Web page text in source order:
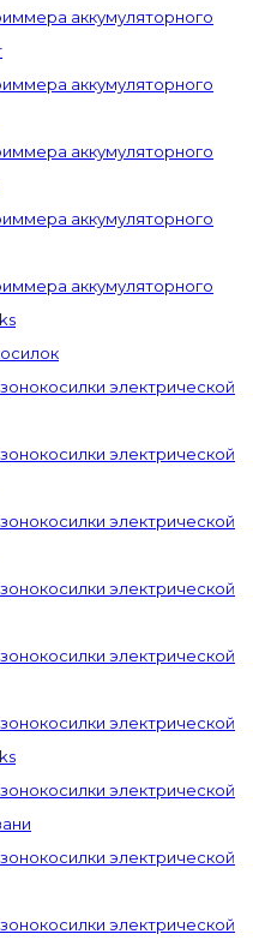
аккумуляторного
аккумуляторного
аккумуляторного
аккумуляторного
аккумуляторного
электрической
электрической
электрической
электрической
электрической
электрической
электрической
электрической
электрической